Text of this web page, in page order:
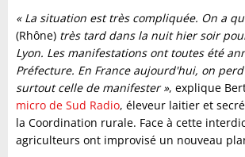
« La situation est très compliquée. On a
(Rhône) très tard dans la nuit hier soir
Lyon. Les manifestations ont toutes été
Préfecture. En France aujourd'hui, on
surtout celle de manifester », explique
micro de Sud Radio, éleveur laitier et
la Coordination rurale. Face à cette
agriculteurs ont improvisé un nouveau